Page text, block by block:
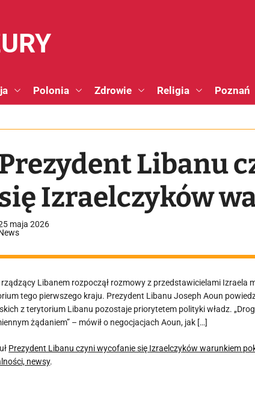
Polonia Zdrowie Religia Poznań
Libanu
się Izraelczyków
maja 2026
Libanem rozpoczął rozmowy z przedstawicielami Izraela
tego pierwszego kraju. Prezydent Libanu Joseph Aoun
z terytorium Libanu pozostaje priorytetem polityki władz.
żądaniem” – mówił o negocjacjach Aoun, jak […]
Prezydent Libanu czyni wycofanie się Izraelczyków warunkiem
newsy.